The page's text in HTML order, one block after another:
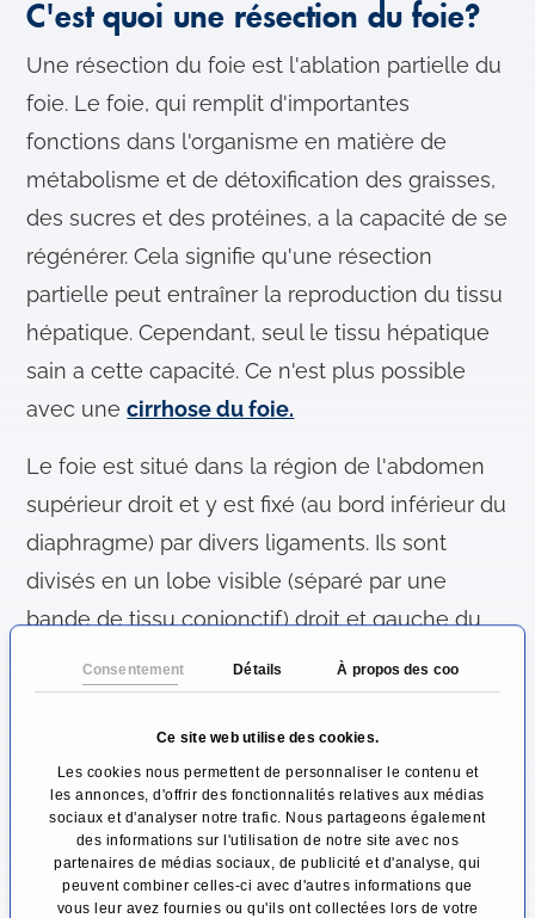
Consentement Détails À propos des cookies
Ce site web utilise des cookies.
Les cookies nous permettent de personnaliser le contenu et
les annonces, d'offrir des fonctionnalités relatives aux médias
sociaux et d'analyser notre trafic. Nous partageons également
des informations sur l'utilisation de notre site avec nos
partenaires de médias sociaux, de publicité et d'analyse, qui
peuvent combiner celles-ci avec d'autres informations que
vous leur avez fournies ou qu'ils ont collectées lors de votre
C'est quoi une résection du foie?
Une résection du foie est l'ablation partielle du
foie. Le foie, qui remplit d'importantes
fonctions dans l'organisme en matière de
métabolisme et de détoxification des graisses,
des sucres et des protéines, a la capacité de se
régénérer. Cela signifie qu'une résection
partielle peut entraîner la reproduction du tissu
hépatique. Cependant, seul le tissu hépatique
sain a cette capacité. Ce n'est plus possible
avec unecirrhose du foie.
Le foie est situé dans la région de l'abdomen
supérieur droit et y est fixé (au bord inférieur du
diaphragme) par divers ligaments. Ils sont
divisés en un lobe visible (séparé par une
bande de tissu conjonctif) droit et gauche du
foie, et anatomiquement selon l'apport sanguin
en huit segments.
deux possibilités d'orientation pendant
l'opération. On distingue ainsi la résection du
lambeau et la résection du segment. De plus,
une moitié du foie (non identique aux lobes)